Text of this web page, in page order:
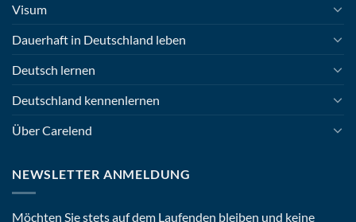
Visum
Dauerhaft in Deutschland leben
Deutsch lernen
Deutschland kennenlernen
Über Carelend
NEWSLETTER ANMELDUNG
Möchten Sie stets auf dem Laufenden bleiben und keine